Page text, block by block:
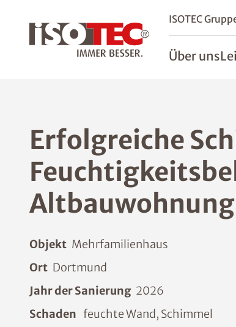
ISOTEC
Über uns
Erfolgreiche
Altbauwohnung
Objekt Mehrfamilienhaus
Ort Dortmund
Jahr der Sanierung 2026
Schaden feuchte Wand, Schimmel